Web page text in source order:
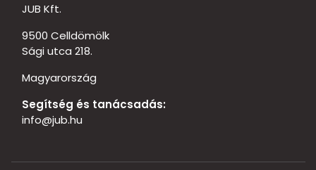
JUB Kft.
9500 Celldömölk
Sági utca 218.
Magyarország
Segítség és tanácsadás:
info@jub.hu